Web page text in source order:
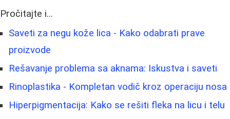
Pročitajte i...
Saveti za negu kože lica - Kako odabrati prave
proizvode
Rešavanje problema sa aknama: Iskustva i saveti
Rinoplastika - Kompletan vodič kroz operaciju nosa
Hiperpigmentacija: Kako se rešiti fleka na licu i telu